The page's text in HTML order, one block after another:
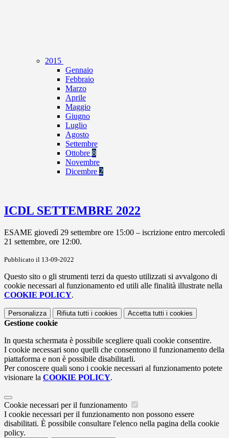
2015
Gennaio
Febbraio
Marzo
Aprile
Maggio
Giugno
Luglio
Agosto
Settembre
Ottobre 8
Novembre
Dicembre 2
ICDL SETTEMBRE 2022
ESAME giovedì 29 settembre ore 15:00 – iscrizione entro mercoledì
21 settembre, ore 12:00.
Pubblicato il 13-09-2022
Questo sito o gli strumenti terzi da questo utilizzati si avvalgono di
cookie necessari al funzionamento ed utili alle finalità illustrate nella
COOKIE POLICY.
Personalizza Rifiuta tutti i cookies Accetta tutti i cookies
Gestione cookie
In questa schermata è possibile scegliere quali cookie consentire.
I cookie necessari sono quelli che consentono il funzionamento della
piattaforma e non è possibile disabilitarli.
Per conoscere quali sono i cookie necessari al funzionamento potete
visionare la COOKIE POLICY.
Cookie necessari per il funzionamento
I cookie necessari per il funzionamento non possono essere
disabilitati. È possibile consultare l'elenco nella pagina della cookie
policy.